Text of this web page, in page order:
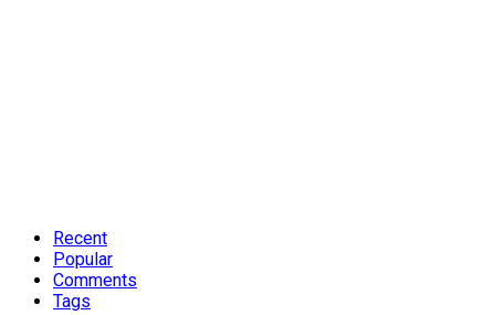
Recent
Popular
Comments
Tags